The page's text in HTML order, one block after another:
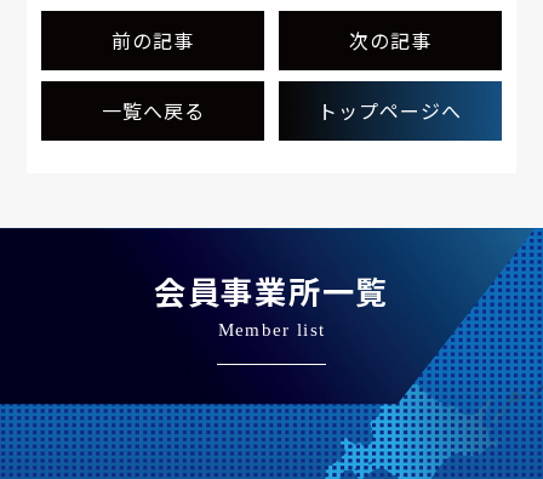
前の記事
一覧へ戻る
次の記事
トップページへ
会員事業所一覧
Member list